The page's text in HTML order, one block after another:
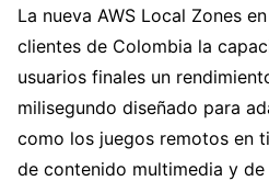
La nueva AWS Local Zones
clientes de Colombia la
usuarios finales un
milisegundo diseñado para
como los juegos remotos en
de contenido multimedia y